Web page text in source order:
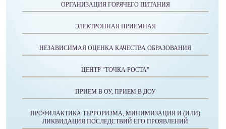
ОРГАНИЗАЦИЯ ГОРЯЧЕГО ПИТАНИЯ
ЭЛЕКТРОННАЯ ПРИЕМНАЯ
НЕЗАВИСИМАЯ ОЦЕНКА КАЧЕСТВА ОБРАЗОВАНИЯ
ЦЕНТР "ТОЧКА РОСТА"
ПРИЕМ В ОУ, ПРИЕМ В ДОУ
ПРОФИЛАКТИКА ТЕРРОРИЗМА, МИНИМИЗАЦИЯ И (ИЛИ)
ЛИКВИДАЦИЯ ПОСЛЕДСТВИЙ ЕГО ПРОЯВЛЕНИЙ